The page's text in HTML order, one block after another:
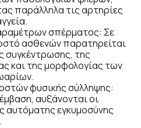
παράλληλα τις αρτηρίες
σπέρματος: Σε
ασθενών παρατηρείται
συγκέντρωσης, της
και της μορφολογίας των
φυσικής σύλληψης:
αυξάνονται οι
αυτόματης εγκυμοσύνης